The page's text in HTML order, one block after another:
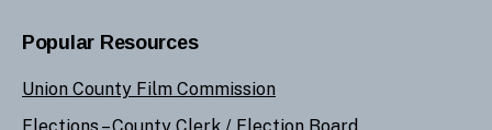
Popular Resources
Union County Film Commission